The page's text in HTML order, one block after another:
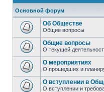
Основной форум
Об Обществе
Общие вопросы
Общие вопросы
О текущей
О мероприятиях
О прошедших и
О вступлении в
О вступлении и